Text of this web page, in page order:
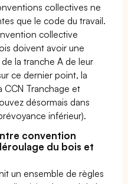
collectives ne
que le code du travail.
collective
doivent avoir une
la tranche A de leur
ce dernier point, la
CCN Tranchage et
désormais dans
inférieur).
convention
du bois et
un ensemble de règles